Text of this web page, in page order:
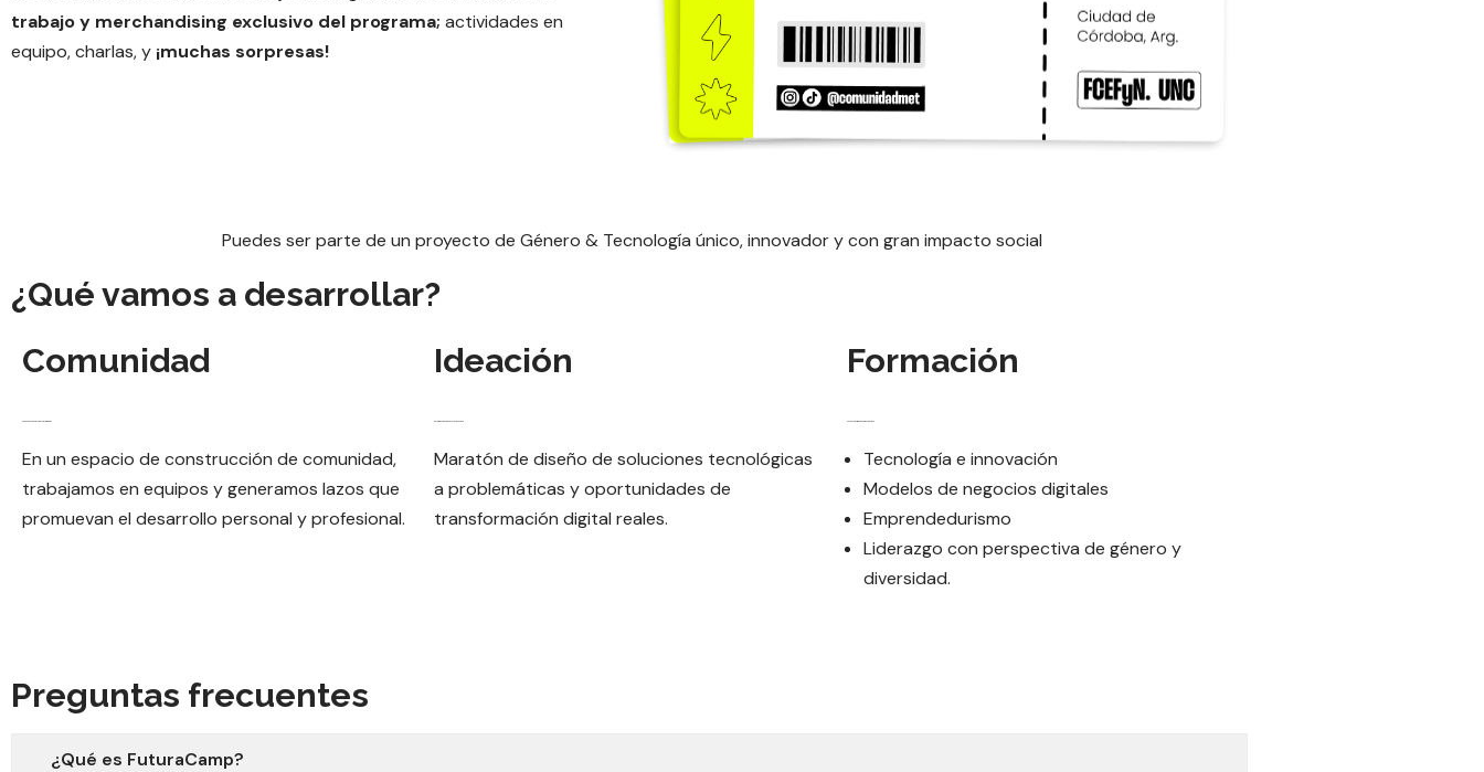
trabajo y merchandising exclusivo del programa; actividades en
equipo, charlas, y ¡muchas sorpresas!
Puedes ser parte de un proyecto de Género & Tecnología único, innovador y con gran impacto social
¿Qué vamos a desarrollar?
Comunidad
En un espacio de construcción de comunidad,
trabajamos en equipos y generamos lazos que
promuevan el desarrollo personal y profesional.
Ideación
Maratón de diseño de soluciones tecnológicas
a problemáticas y oportunidades de
transformación digital reales.
Formación
Tecnología e innovación
Modelos de negocios digitales
Emprendedurismo
Liderazgo con perspectiva de género y
diversidad.
Preguntas frecuentes
¿Qué es FuturaCamp?